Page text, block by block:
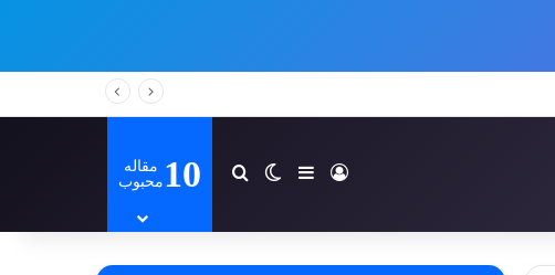
ورودسایدبارتغییر پوسته
جستجو برای
10 مقاله
محبوب